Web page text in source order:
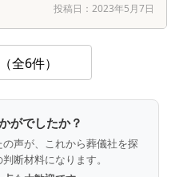
見たり、資料請求おり
絡した次第です。
きやすく、すぐに対
契約し、その後も追加
から四十九日までを安
した。
安に苛まされる時
た。
投稿日： 2023年5月7日
全6件）
がでしたか？
声が、これから葬儀社を探
断材料になります。